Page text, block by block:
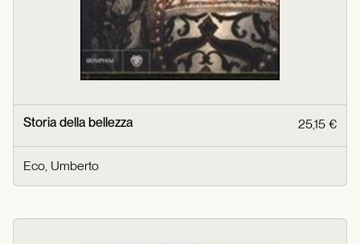
Storia della bellezza 25,15 €
Eco, Umberto